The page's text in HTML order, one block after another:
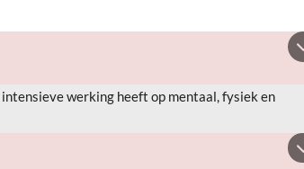
intensieve werking heeft op mentaal, fysiek en